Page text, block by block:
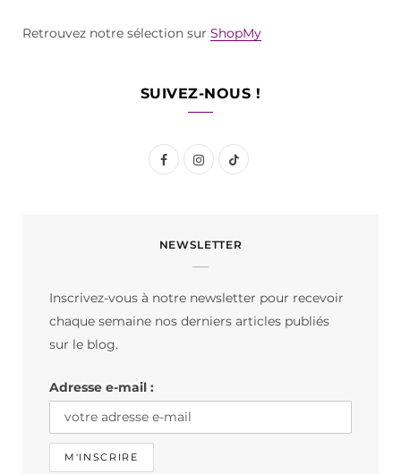
Retrouvez notre sélection sur ShopMy
SUIVEZ-NOUS !
F
e
I
t
m
T
T
NEWSLETTER
Inscrivez-vous à notre newsletter pour recevoir
chaque semaine nos derniers articles publiés
sur le blog.
Adresse e-mail :